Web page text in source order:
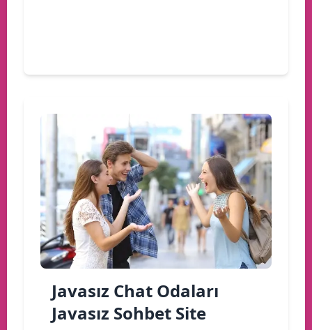
Javasız Chat Odaları
Javasız Sohbet Site